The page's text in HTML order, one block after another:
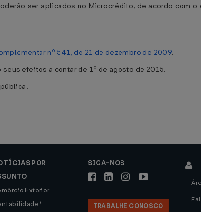
ser aplicados no Microcrédito, de acordo com o
nº 541, de 21 de dezembro de 2009.
efeitos a contar de 1º de agosto de 2015.
POR
Exterior
/
SIGA-NOS
TRABALHE CONOSCO